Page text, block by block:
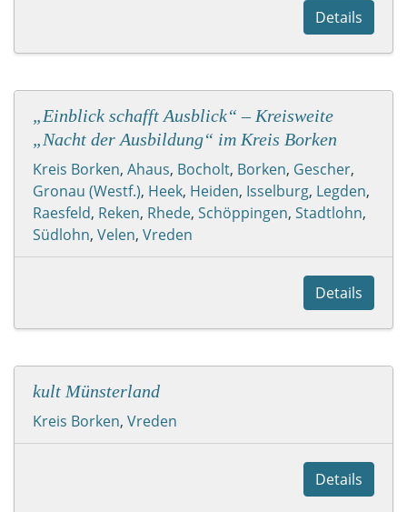
Details
„Einblick schafft Ausblick“ – Kreisweite
„Nacht der Ausbildung“ im Kreis Borken
Kreis Borken, Ahaus, Bocholt, Borken, Gescher,
Gronau (Westf.), Heek, Heiden, Isselburg, Legden,
Raesfeld, Reken, Rhede, Schöppingen, Stadtlohn,
Südlohn, Velen, Vreden
Details
kult Münsterland
Kreis Borken, Vreden
Details